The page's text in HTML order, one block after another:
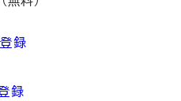
録
録